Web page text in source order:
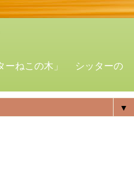
ーねこの木」 シッターの
▼